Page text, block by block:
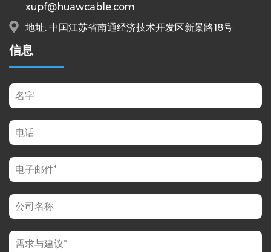
xupf@huawcable.com
地址: 中国江苏省南通经济技术开发区新景路18号
信息